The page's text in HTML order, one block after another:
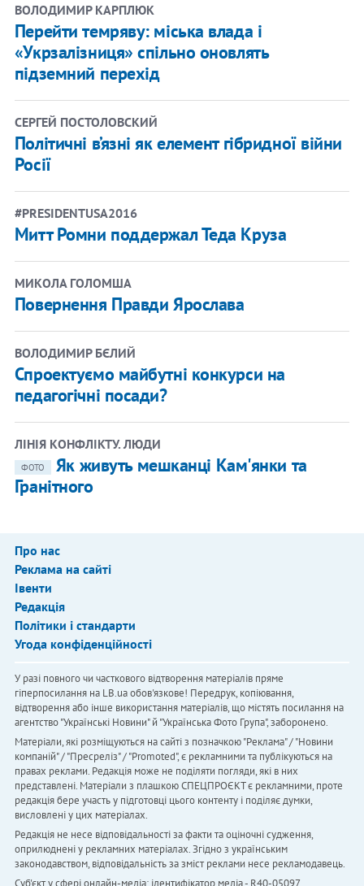
ВОЛОДИМИР КАРПЛЮК
Перейти темряву: міська влада і
«Укрзалізниця» спільно оновлять
підземний перехід
СЕРГЕЙ ПОСТОЛОВСКИЙ
Політичні в’язні як елемент гібридної війни
Росії
#PRESIDENTUSA2016
Митт Ромни поддержал Теда Круза
МИКОЛА ГОЛОМША
Повернення Правди Ярослава
ВОЛОДИМИР БЄЛИЙ
Спроектуємо майбутні конкурси на
педагогічні посади?
ЛІНІЯ КОНФЛІКТУ. ЛЮДИ
ФОТО
Як живуть мешканці Кам'янки та
Гранітного
Про нас
Реклама на сайті
Івенти
Редакція
Політики і стандарти
Угода конфіденційності
У разі повного чи часткового відтворення матеріалів пряме
гіперпосилання на LB.ua обов'язкове! Передрук, копіювання,
відтворення або інше використання матеріалів, що містять посилання на
агентство "Українськi Новини" й "Українська Фото Група", заборонено.
Матеріали, які розміщуються на сайті з позначкою "Реклама" / "Новини
компаній" / "Пресреліз" / "Promoted", є рекламними та публікуються на
правах реклами. Редакція може не поділяти погляди, які в них
представлені. Матеріали з плашкою СПЕЦПРОЄКТ є рекламними, проте
редакція бере участь у підготовці цього контенту і поділяє думки,
висловлені у цих матеріалах.
Редакція не несе відповідальності за факти та оціночні судження,
оприлюднені у рекламних матеріалах. Згідно з українським
законодавством, відповідальність за зміст реклами несе рекламодавець.
Cуб'єкт у сфері онлайн-медіа; ідентифікатор медіа - R40-05097